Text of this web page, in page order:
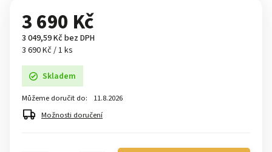
3 690 Kč
3 049,59 Kč bez DPH
3 690 Kč / 1 ks
Skladem
Můžeme doručit do:
11.8.2026
Možnosti doručení